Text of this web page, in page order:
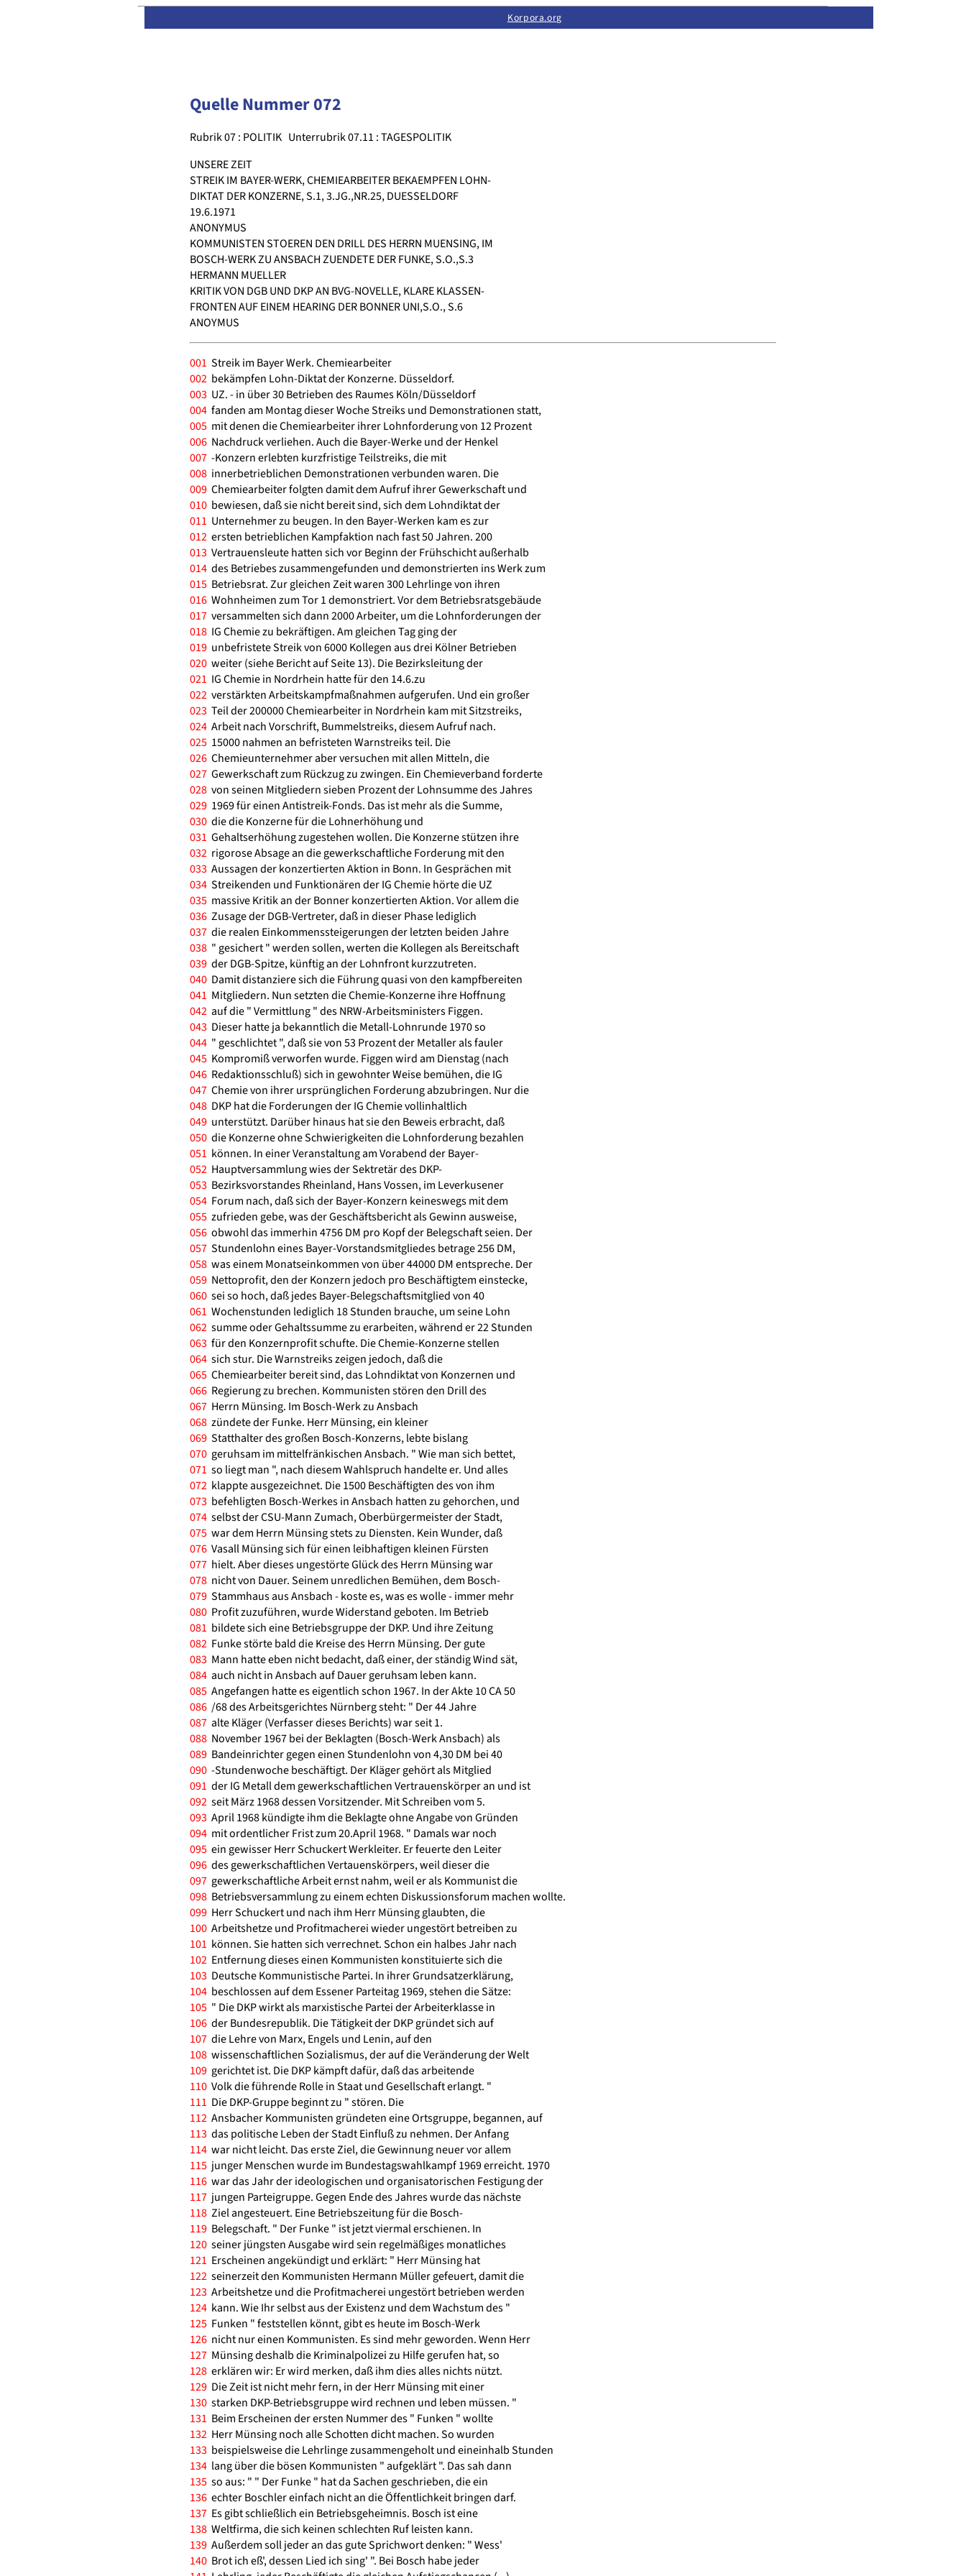
Feedback·Korpora.org
Quelle Nummer 072
Rubrik 07 : POLITIK Unterrubrik 07.11 : TAGESPOLITIK
UNSERE ZEIT
STREIK IM BAYER-WERK, CHEMIEARBEITER BEKAEMPFEN LOHN-
DIKTAT DER KONZERNE, S.1, 3.JG.,NR.25, DUESSELDORF
19.6.1971
ANONYMUS
KOMMUNISTEN STOEREN DEN DRILL DES HERRN MUENSING, IM
BOSCH-WERK ZU ANSBACH ZUENDETE DER FUNKE, S.O.,S.3
HERMANN MUELLER
KRITIK VON DGB UND DKP AN BVG-NOVELLE, KLARE KLASSEN-
FRONTEN AUF EINEM HEARING DER BONNER UNI,S.O., S.6
ANOYMUS
001 Streik im Bayer Werk. Chemiearbeiter
002 bekämpfen Lohn-Diktat der Konzerne. Düsseldorf.
003 UZ. - in über 30 Betrieben des Raumes Köln/Düsseldorf
004 fanden am Montag dieser Woche Streiks und Demonstrationen statt,
005 mit denen die Chemiearbeiter ihrer Lohnforderung von 12 Prozent
006 Nachdruck verliehen. Auch die Bayer-Werke und der Henkel
007 -Konzern erlebten kurzfristige Teilstreiks, die mit
008 innerbetrieblichen Demonstrationen verbunden waren. Die
009 Chemiearbeiter folgten damit dem Aufruf ihrer Gewerkschaft und
010 bewiesen, daß sie nicht bereit sind, sich dem Lohndiktat der
011 Unternehmer zu beugen. In den Bayer-Werken kam es zur
012 ersten betrieblichen Kampfaktion nach fast 50 Jahren. 200
013 Vertrauensleute hatten sich vor Beginn der Frühschicht außerhalb
014 des Betriebes zusammengefunden und demonstrierten ins Werk zum
015 Betriebsrat. Zur gleichen Zeit waren 300 Lehrlinge von ihren
016 Wohnheimen zum Tor 1 demonstriert. Vor dem Betriebsratsgebäude
017 versammelten sich dann 2000 Arbeiter, um die Lohnforderungen der
018 IG Chemie zu bekräftigen. Am gleichen Tag ging der
019 unbefristete Streik von 6000 Kollegen aus drei Kölner Betrieben
020 weiter (siehe Bericht auf Seite 13). Die Bezirksleitung der
021 IG Chemie in Nordrhein hatte für den 14.6.zu
022 verstärkten Arbeitskampfmaßnahmen aufgerufen. Und ein großer
023 Teil der 200000 Chemiearbeiter in Nordrhein kam mit Sitzstreiks,
024 Arbeit nach Vorschrift, Bummelstreiks, diesem Aufruf nach.
025 15000 nahmen an befristeten Warnstreiks teil. Die
026 Chemieunternehmer aber versuchen mit allen Mitteln, die
027 Gewerkschaft zum Rückzug zu zwingen. Ein Chemieverband forderte
028 von seinen Mitgliedern sieben Prozent der Lohnsumme des Jahres
029 1969 für einen Antistreik-Fonds. Das ist mehr als die Summe,
030 die die Konzerne für die Lohnerhöhung und
031 Gehaltserhöhung zugestehen wollen. Die Konzerne stützen ihre
032 rigorose Absage an die gewerkschaftliche Forderung mit den
033 Aussagen der konzertierten Aktion in Bonn. In Gesprächen mit
034 Streikenden und Funktionären der IG Chemie hörte die UZ
035 massive Kritik an der Bonner konzertierten Aktion. Vor allem die
036 Zusage der DGB-Vertreter, daß in dieser Phase lediglich
037 die realen Einkommenssteigerungen der letzten beiden Jahre
038 " gesichert " werden sollen, werten die Kollegen als Bereitschaft
039 der DGB-Spitze, künftig an der Lohnfront kurzzutreten.
040 Damit distanziere sich die Führung quasi von den kampfbereiten
041 Mitgliedern. Nun setzten die Chemie-Konzerne ihre Hoffnung
042 auf die " Vermittlung " des NRW-Arbeitsministers Figgen.
043 Dieser hatte ja bekanntlich die Metall-Lohnrunde 1970 so
044 " geschlichtet ", daß sie von 53 Prozent der Metaller als fauler
045 Kompromiß verworfen wurde. Figgen wird am Dienstag (nach
046 Redaktionsschluß) sich in gewohnter Weise bemühen, die IG
047 Chemie von ihrer ursprünglichen Forderung abzubringen. Nur die
048 DKP hat die Forderungen der IG Chemie vollinhaltlich
049 unterstützt. Darüber hinaus hat sie den Beweis erbracht, daß
050 die Konzerne ohne Schwierigkeiten die Lohnforderung bezahlen
051 können. In einer Veranstaltung am Vorabend der Bayer-
052 Hauptversammlung wies der Sektretär des DKP-
053 Bezirksvorstandes Rheinland, Hans Vossen, im Leverkusener
054 Forum nach, daß sich der Bayer-Konzern keineswegs mit dem
055 zufrieden gebe, was der Geschäftsbericht als Gewinn ausweise,
056 obwohl das immerhin 4756 DM pro Kopf der Belegschaft seien. Der
057 Stundenlohn eines Bayer-Vorstandsmitgliedes betrage 256 DM,
058 was einem Monatseinkommen von über 44000 DM entspreche. Der
059 Nettoprofit, den der Konzern jedoch pro Beschäftigtem einstecke,
060 sei so hoch, daß jedes Bayer-Belegschaftsmitglied von 40
061 Wochenstunden lediglich 18 Stunden brauche, um seine Lohn
062 summe oder Gehaltssumme zu erarbeiten, während er 22 Stunden
063 für den Konzernprofit schufte. Die Chemie-Konzerne stellen
064 sich stur. Die Warnstreiks zeigen jedoch, daß die
065 Chemiearbeiter bereit sind, das Lohndiktat von Konzernen und
066 Regierung zu brechen. Kommunisten stören den Drill des
067 Herrn Münsing. Im Bosch-Werk zu Ansbach
068 zündete der Funke. Herr Münsing, ein kleiner
069 Statthalter des großen Bosch-Konzerns, lebte bislang
070 geruhsam im mittelfränkischen Ansbach. " Wie man sich bettet,
071 so liegt man ", nach diesem Wahlspruch handelte er. Und alles
072 klappte ausgezeichnet. Die 1500 Beschäftigten des von ihm
073 befehligten Bosch-Werkes in Ansbach hatten zu gehorchen, und
074 selbst der CSU-Mann Zumach, Oberbürgermeister der Stadt,
075 war dem Herrn Münsing stets zu Diensten. Kein Wunder, daß
076 Vasall Münsing sich für einen leibhaftigen kleinen Fürsten
077 hielt. Aber dieses ungestörte Glück des Herrn Münsing war
078 nicht von Dauer. Seinem unredlichen Bemühen, dem Bosch-
079 Stammhaus aus Ansbach - koste es, was es wolle - immer mehr
080 Profit zuzuführen, wurde Widerstand geboten. Im Betrieb
081 bildete sich eine Betriebsgruppe der DKP. Und ihre Zeitung
082 Funke störte bald die Kreise des Herrn Münsing. Der gute
083 Mann hatte eben nicht bedacht, daß einer, der ständig Wind sät,
084 auch nicht in Ansbach auf Dauer geruhsam leben kann.
085 Angefangen hatte es eigentlich schon 1967. In der Akte 10 CA 50
086 /68 des Arbeitsgerichtes Nürnberg steht: " Der 44 Jahre
087 alte Kläger (Verfasser dieses Berichts) war seit 1.
088 November 1967 bei der Beklagten (Bosch-Werk Ansbach) als
089 Bandeinrichter gegen einen Stundenlohn von 4,30 DM bei 40
090 -Stundenwoche beschäftigt. Der Kläger gehört als Mitglied
091 der IG Metall dem gewerkschaftlichen Vertrauenskörper an und ist
092 seit März 1968 dessen Vorsitzender. Mit Schreiben vom 5.
093 April 1968 kündigte ihm die Beklagte ohne Angabe von Gründen
094 mit ordentlicher Frist zum 20.April 1968. " Damals war noch
095 ein gewisser Herr Schuckert Werkleiter. Er feuerte den Leiter
096 des gewerkschaftlichen Vertauenskörpers, weil dieser die
097 gewerkschaftliche Arbeit ernst nahm, weil er als Kommunist die
098 Betriebsversammlung zu einem echten Diskussionsforum machen wollte.
099 Herr Schuckert und nach ihm Herr Münsing glaubten, die
100 Arbeitshetze und Profitmacherei wieder ungestört betreiben zu
101 können. Sie hatten sich verrechnet. Schon ein halbes Jahr nach
102 Entfernung dieses einen Kommunisten konstituierte sich die
103 Deutsche Kommunistische Partei. In ihrer Grundsatzerklärung,
104 beschlossen auf dem Essener Parteitag 1969, stehen die Sätze:
105 " Die DKP wirkt als marxistische Partei der Arbeiterklasse in
106 der Bundesrepublik. Die Tätigkeit der DKP gründet sich auf
107 die Lehre von Marx, Engels und Lenin, auf den
108 wissenschaftlichen Sozialismus, der auf die Veränderung der Welt
109 gerichtet ist. Die DKP kämpft dafür, daß das arbeitende
110 Volk die führende Rolle in Staat und Gesellschaft erlangt. "
111 Die DKP-Gruppe beginnt zu " stören. Die
112 Ansbacher Kommunisten gründeten eine Ortsgruppe, begannen, auf
113 das politische Leben der Stadt Einfluß zu nehmen. Der Anfang
114 war nicht leicht. Das erste Ziel, die Gewinnung neuer vor allem
115 junger Menschen wurde im Bundestagswahlkampf 1969 erreicht. 1970
116 war das Jahr der ideologischen und organisatorischen Festigung der
117 jungen Parteigruppe. Gegen Ende des Jahres wurde das nächste
118 Ziel angesteuert. Eine Betriebszeitung für die Bosch-
119 Belegschaft. " Der Funke " ist jetzt viermal erschienen. In
120 seiner jüngsten Ausgabe wird sein regelmäßiges monatliches
121 Erscheinen angekündigt und erklärt: " Herr Münsing hat
122 seinerzeit den Kommunisten Hermann Müller gefeuert, damit die
123 Arbeitshetze und die Profitmacherei ungestört betrieben werden
124 kann. Wie Ihr selbst aus der Existenz und dem Wachstum des "
125 Funken " feststellen könnt, gibt es heute im Bosch-Werk
126 nicht nur einen Kommunisten. Es sind mehr geworden. Wenn Herr
127 Münsing deshalb die Kriminalpolizei zu Hilfe gerufen hat, so
128 erklären wir: Er wird merken, daß ihm dies alles nichts nützt.
129 Die Zeit ist nicht mehr fern, in der Herr Münsing mit einer
130 starken DKP-Betriebsgruppe wird rechnen und leben müssen. "
131 Beim Erscheinen der ersten Nummer des " Funken " wollte
132 Herr Münsing noch alle Schotten dicht machen. So wurden
133 beispielsweise die Lehrlinge zusammengeholt und eineinhalb Stunden
134 lang über die bösen Kommunisten " aufgeklärt ". Das sah dann
135 so aus: " " Der Funke " hat da Sachen geschrieben, die ein
136 echter Boschler einfach nicht an die Öffentlichkeit bringen darf.
137 Es gibt schließlich ein Betriebsgeheimnis. Bosch ist eine
138 Weltfirma, die sich keinen schlechten Ruf leisten kann.
139 Außerdem soll jeder an das gute Sprichwort denken: " Wess'
140 Brot ich eß', dessen Lied ich sing' ". Bei Bosch habe jeder
Korpora.org